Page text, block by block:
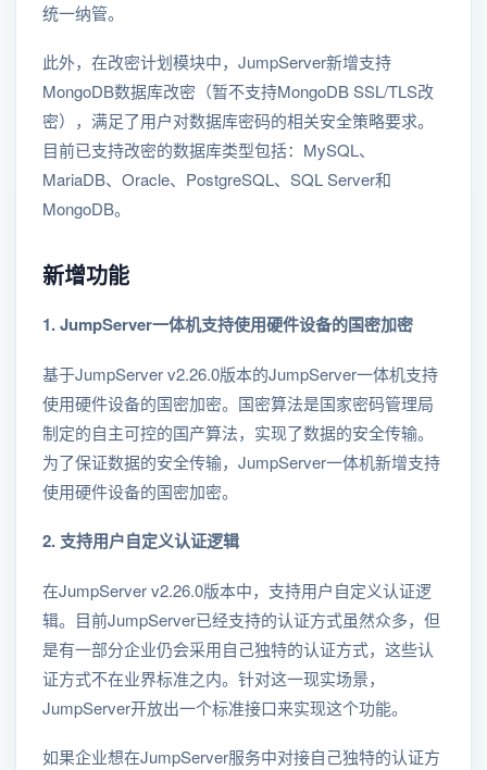
统一纳管。
此外，在改密计划模块中，JumpServer新增支持
MongoDB数据库改密（暂不支持MongoDB SSL/TLS改
密），满足了用户对数据库密码的相关安全策略要求。
目前已支持改密的数据库类型包括：MySQL、
MariaDB、Oracle、PostgreSQL、SQL Server和
MongoDB。
新增功能
1. JumpServer一体机支持使用硬件设备的国密加密
基于JumpServer v2.26.0版本的JumpServer一体机支持
使用硬件设备的国密加密。国密算法是国家密码管理局
制定的自主可控的国产算法，实现了数据的安全传输。
为了保证数据的安全传输，JumpServer一体机新增支持
使用硬件设备的国密加密。
2. 支持用户自定义认证逻辑
在JumpServer v2.26.0版本中，支持用户自定义认证逻
辑。目前JumpServer已经支持的认证方式虽然众多，但
是有一部分企业仍会采用自己独特的认证方式，这些认
证方式不在业界标准之内。针对这一现实场景，
JumpServer开放出一个标准接口来实现这个功能。
如果企业想在JumpServer服务中对接自己独特的认证方